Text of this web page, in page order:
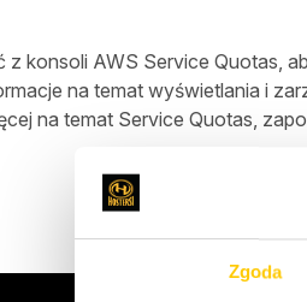
Zgoda
konsoli AWS Service Quotas,
na temat wyświetlania i
na temat Service Quotas,